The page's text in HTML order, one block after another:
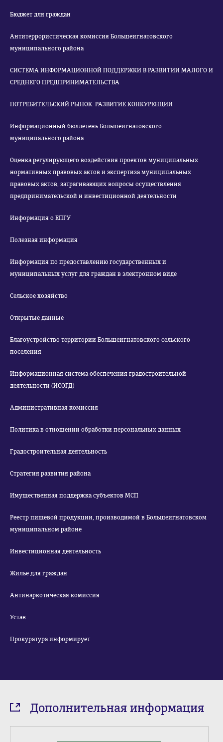
Бюджет для граждан
Антитеррористическая комиссия Большеигнатовского
муниципального района
СИСТЕМА ИНФОРМАЦИОННОЙ ПОДДЕРЖКИ В РАЗВИТИИ МАЛОГО И
СРЕДНЕГО ПРЕДПРИНИМАТЕЛЬСТВА
ПОТРЕБИТЕЛЬСКИЙ РЫНОК. РАЗВИТИЕ КОНКУРЕНЦИИ
Информационный бюллетень Большеигнатовского
муниципального района
Оценка регулирующего воздействия проектов муниципальных
нормативных правовых актов и экспертиза муниципальных
правовых актов, затрагивающих вопросы осуществления
предпринимательской и инвестиционной деятельности
Информация о ЕПГУ
Полезная информация
Информация по предоставлению государственных и
муниципальных услуг для граждан в электронном виде
Сельское хозяйство
Открытые данные
Благоустройство территории Большеигнатовского сельского
поселения
Информационная система обеспечения градостроительной
деятельности (ИСОГД)
Административная комиссия
Политика в отношении обработки персональных данных
Градостроительная деятельность
Стратегия развития района
Имущественная поддержка субъектов МСП
Реестр пищевой продукции, производимой в Большеигнатовском
муниципальном районе
Инвестиционная деятельность
Жилье для граждан
Антинаркотическая комиссия
Устав
Прокуратура информирует
Дополнительная информация